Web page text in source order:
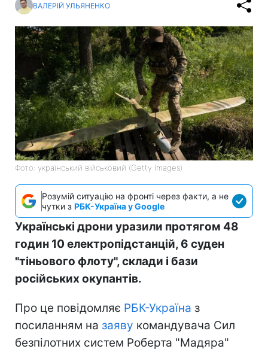
ВАЛЕРІЙ УЛЬЯНЕНКО
Фото: український військовий (Getty Images)
Розумій ситуацію на фронті через факти, а не
чутки з РБК-Україна у Google
Українські дрони уразили протягом 48
годин 10 електропідстанцій, 6 суден
"тіньового флоту", склади і бази
російських окупантів.
Про це повідомляє РБК-Україна з
посиланням на заяву командувача Сил
безпілотних систем Роберта "Мадяра"